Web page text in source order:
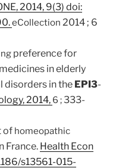
2014, 9(3) doi:
eCollection 2014 ; 6
preference for
medicines in elderly
disorders in the EPI3-
2014, 6 ;333-
of homeopathic
France. Health Econ
s13561-015-